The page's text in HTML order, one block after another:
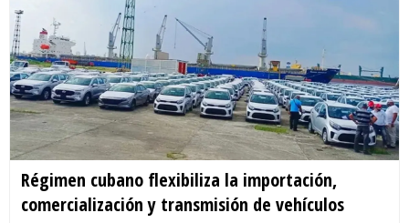
Régimen cubano flexibiliza la importación,
comercialización y transmisión de vehículos